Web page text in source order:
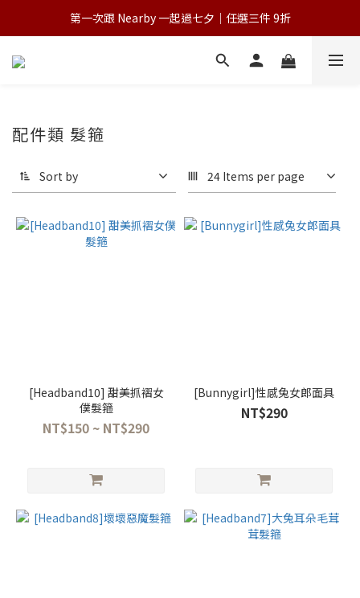
💌 Nearby收藏家｜任選三件 9折 五件 88折
第一次跟 Nearby 一起過七夕｜任選三件 9折
為保障您的購物權益，請於下單前詳閱購物須知
配件類 髮箍
Sort by 24 Items per page
[Headband10] 甜美抓褶女
僕髮箍
NT$150 ~ NT$290
[Bunnygirl]性感兔女郎面具
NT$290